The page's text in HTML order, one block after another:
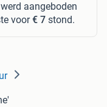
aangeboden
voor€ 7 stond.